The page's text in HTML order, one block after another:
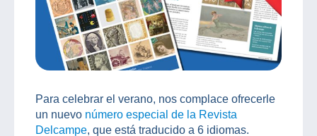
Para celebrar el verano, nos complace ofrecerle
un nuevo número especial de la Revista
Delcampe, que está traducido a 6 idiomas.